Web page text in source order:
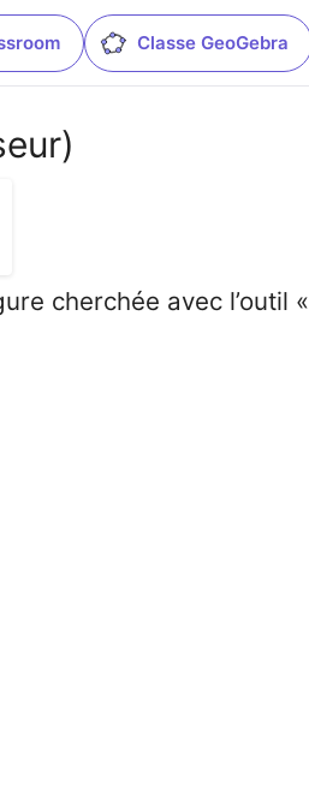
Classe GeoGebra
cherchée avec l’outil «